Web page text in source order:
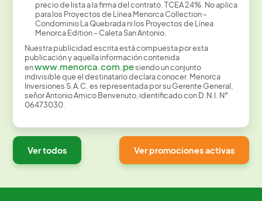
precio de lista a la firma del contrato. TCEA 24%. No aplica
para los Proyectos de Línea Menorca Collection –
Condominio La Quebrada ni los Proyectos de Línea
Menorca Edition – Caleta San Antonio.
Nuestra publicidad escrita está compuesta por esta
publicación y aquella información contenida
enwww.menorca.com.pesiendo un conjunto
indivisible que el destinatario declara conocer. Menorca
Inversiones S.A.C. es representada por su Gerente General,
señor Antonio Amico Benvenuto, identificado con D.N.I. N°
06473030.
Ver todos Ver promociones activas